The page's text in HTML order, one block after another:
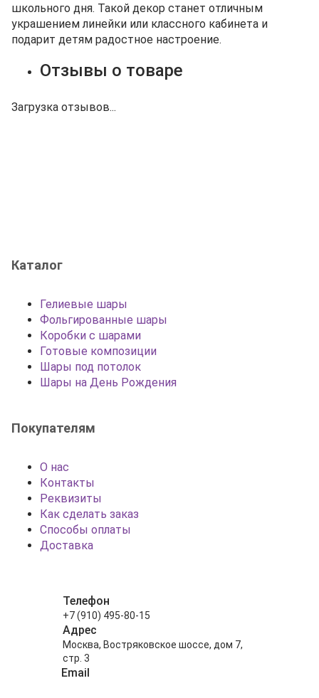
школьного дня. Такой декор станет отличным
украшением линейки или классного кабинета и
подарит детям радостное настроение.
Отзывы о товаре
Загрузка отзывов...
Каталог
Гелиевые шары
Фольгированные шары
Коробки с шарами
Готовые композиции
Шары под потолок
Шары на День Рождения
Покупателям
О нас
Контакты
Реквизиты
Как сделать заказ
Способы оплаты
Доставка
Телефон
+7 (910) 495-80-15
Адрес
Москва, Востряковское шоссе, дом 7,
стр. 3
Email